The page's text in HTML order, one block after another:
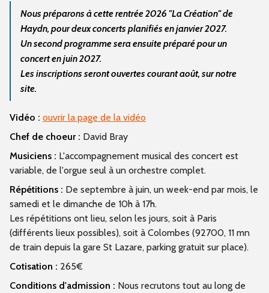
Nous préparons à cette rentrée 2026 "La Création" de
Haydn, pour deux concerts planifiés en janvier 2027.
Un second programme sera ensuite préparé pour un
concert en juin 2027.
Les inscriptions seront ouvertes courant août, sur notre
site.
Vidéo : ouvrir la page de la vidéo
Chef de choeur : David Bray
Musiciens : L'accompagnement musical des concert est
variable, de l'orgue seul à un orchestre complet.
Répétitions : De septembre à juin, un week-end par mois, le
samedi et le dimanche de 10h à 17h.
Les répétitions ont lieu, selon les jours, soit à Paris
(différents lieux possibles), soit à Colombes (92700, 11 mn
de train depuis la gare St Lazare, parking gratuit sur place).
Cotisation : 265€
Conditions d'admission : Nous recrutons tout au long de